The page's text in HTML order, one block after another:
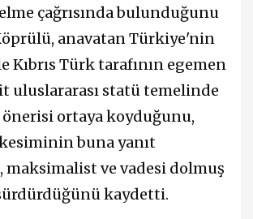
çağrısında bulunduğunu
anavatan Türkiye'nin
Kıbrıs Türk tarafının egemen
uluslararası statü temelinde
ortaya koyduğunu,
kesiminin buna yanıt
maksimalist ve vadesi dolmuş
kaydetti.